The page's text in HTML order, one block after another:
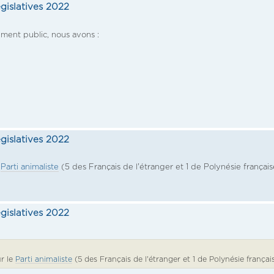
2022
public, nous avons :
2022
Parti animaliste (5 des Français de l'étranger et 1 de Polynésie
2022
le Parti animaliste (5 des Français de l'étranger et 1 de Polynésie